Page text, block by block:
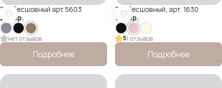
Топ бесшовный арт.5603
2 100р.
нет отзывов
Подробнее
Топ бесшовный, арт. 1630
1 200р.
51 отзывов
Подробнее